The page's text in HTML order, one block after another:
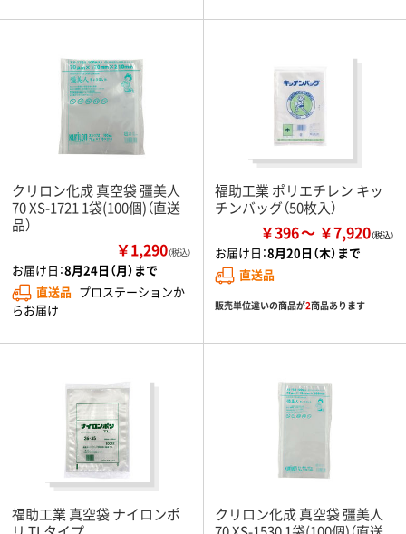
クリロン化成 真空袋 彊美人
70 XS-1721 1袋(100個)（直送
品）
￥1,290（税込）
お届け日：8月24日（月）まで
直送品 プロステーションか
らお届け
福助工業 ポリエチレン キッ
チンバッグ（50枚入）
￥396 ￥7,920
お届け日：8月20日（木）まで
直送品
販売単位違いの商品が2商品あります
福助工業 真空袋 ナイロンポ
クリロン化成 真空袋 彊美人